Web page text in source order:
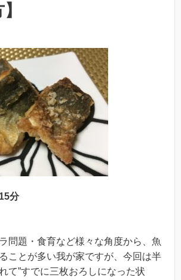
分
問題・食育など様々な角度から、魚
ことが多い我が家ですが、今回は半
て”すでに三枚おろしになった状